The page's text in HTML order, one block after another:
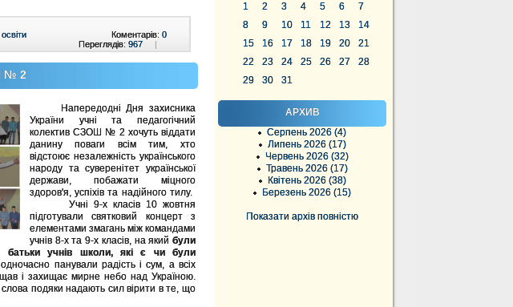
1
2 3 4 5 6
7
8
9 10 11 12 13
14
15
16 17 18 19 20
21
22
23 24 25 26 27
28
29
30 31
АРХИВ
Серпень 2026 (4)
Липень 2026 (17)
Червень 2026 (32)
Травень 2026 (17)
Квітень 2026 (38)
Березень 2026 (15)
Показати архів повністю
Коментарів: 0
Переглядів: 967 |
№ 2
Напередодні Дня захисника
України учні та педагогічний
колектив СЗОШ № 2 хочуть віддати
данину поваги всім тим, хто
відстоює незалежність українського
народу та суверенітет української
держави, побажати міцного
здоров'я, успіхів та надійного тилу.
Учні 9-х класів 10 жовтня
підготували святковий концерт з
елементами змагань між командами
учнів 8-х та 9-х класів, на який були
батьки учнів школи, які є чи були
панували радість і сум, а всіх
і захищає мирне небо над Україною.
слова подяки надають сил вірити в те, що